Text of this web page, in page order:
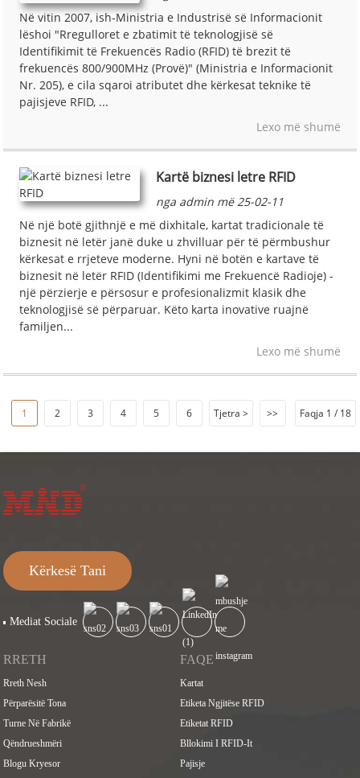
Në vitin 2007, ish-Ministria e Industrisë së Informacionit
lëshoi ​​"Rregulloret e zbatimit të teknologjisë së
Identifikimit të Frekuencës Radio (RFID) të brezit të
frekuencës 800/900MHz (Provë)" (Ministria e Informacionit
Nr. 205), e cila sqaroi atributet dhe kërkesat teknike të
pajisjeve RFID, ...
Lexo më shumë
Kartë biznesi letre RFID
nga admin më 25-02-11
Në një botë gjithnjë e më dixhitale, kartat tradicionale të
biznesit në letër janë duke u zhvilluar për të përmbushur
kërkesat e rrjeteve moderne. Hyni në botën e kartave të
biznesit në letër RFID (Identifikimi me Frekuencë Radioje) -
një përzierje e përsosur e profesionalizmit klasik dhe
teknologjisë së përparuar. Këto karta inovative ruajnë
familjen...
Lexo më shumë
1 2 3 4 5 6 Tjetra > >> Faqja 1 / 18
Kërkesë Tani
Mediat Sociale
RRETH
Rreth Nesh
Përparësitë Tona
Turne Në Fabrikë
Qëndrueshmëri
Blogu Kryesor
FAQE
Kartat
Etiketa Ngjitëse RFID
Etiketat RFID
Bllokimi I RFID-It
Pajisje